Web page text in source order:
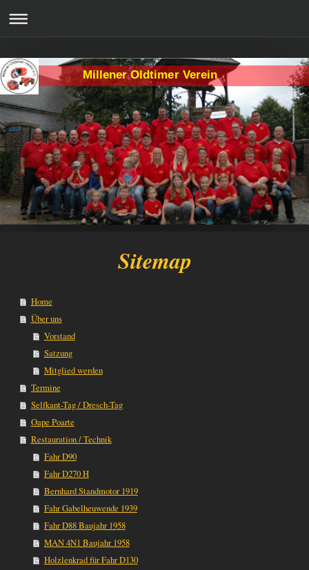
Millener Oldtimer Verein
Sitemap
Home
Über uns
Vorstand
Satzung
Mitglied werden
Termine
Selfkant-Tag / Dresch-Tag
Oape Poarte
Restauration / Technik
Fahr D90
Fahr D270 H
Bernhard Standmotor 1919
Fahr Gabelheuwende 1939
Fahr D88 Baujahr 1958
MAN 4N1 Baujahr 1958
Holzlenkrad für Fahr D130